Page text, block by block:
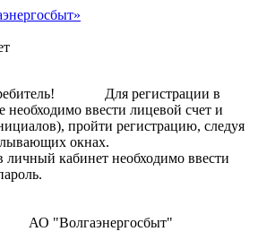
Для регистрации в
необходимо ввести лицевой счет и
пройти регистрацию, следуя
в всплывающих окнах.
кабинет необходимо ввести
счет и пароль.